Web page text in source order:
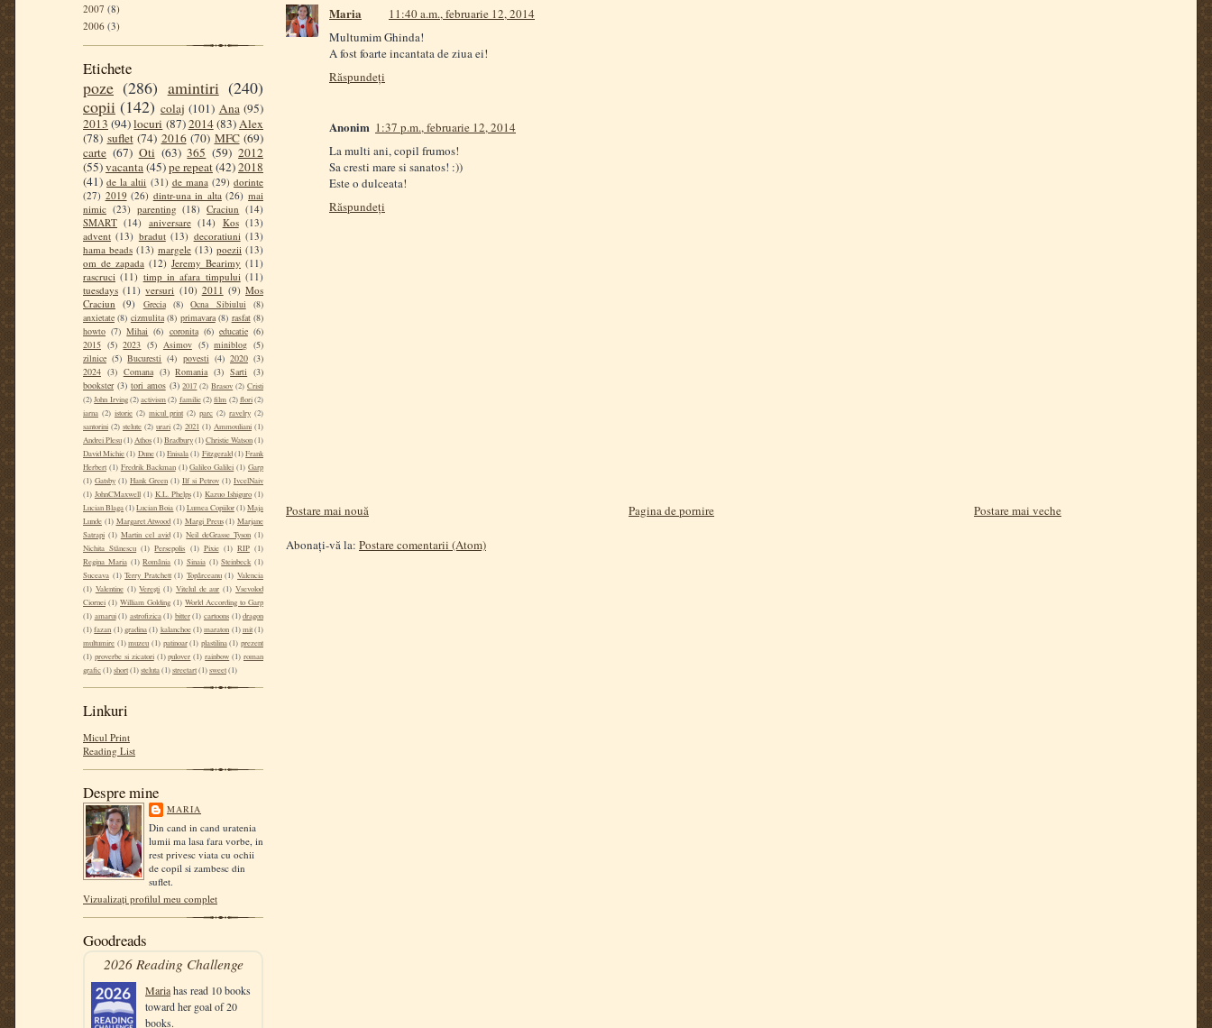
2007 (8)
2006 (3)
Etichete
poze (286) amintiri (240)
copii (142) colaj (101) Ana (95)
2013 (94)locuri (87)2014(83) Alex
(78) suflet (74) 2016 (70) MFC (69)
carte (67) Oti (63) 365 (59) 2012
(55)vacanta (45)pe repeat(42)2018
(41) de la altii (31) de mana (29) dorinte
(27) 2019 (26) dintr-una in alta (26) mai
nimic (23) parenting (18) Craciun (14)
SMART (14) aniversare (14) Kos (13)
advent (13) bradut (13) decoratiuni (13)
hama beads (13) margele (13) poezii (13)
om de zapada (12) Jeremy Bearimy (11)
rascruci (11) timp in afara timpului (11)
tuesdays (11) versuri (10) 2011 (9) Mos
Craciun
(9) Grecia (8) Ocna Sibiului
(8)
anxietate (8) cizmulita (8) primavara (8) rasfat (8)
howto (7) Mihai (6) coronita (6) educatie (6)
2015 (5) 2023 (5) Asimov (5) miniblog (5)
zilnice (5) Bucuresti (4) povesti (4) 2020 (3)
2024 (3) Comana (3) Romania (3) Sarti (3)
bookster (3) tori amos (3) 2017 (2) Brasov (2) Cristi
(2)John Irving (2)activism (2) familie(2)film (2) flori(2)
iarna (2) istorie (2) micul print (2) parc (2) ravelry (2)
santorini (2) stelute (2) urari (2) 2021 (1) Ammouliani (1)
Andrei Plesu(1)Athos(1)Bradbury(1)Christie Watson(1)
David Michie (1) Dune(1)Enisala (1) Fitzgerald(1)Frank
Herbert (1) Fredrik Backman (1) Galileo Galilei (1) Garp
(1) Gatsby (1) Hank Green (1) Ilf si Petrov (1) IvcelNaiv
(1) JohnCMaxwell (1) K.L. Phelps (1) Kazuo Ishiguro (1)
Lucian Blaga(1)Lucian Boia (1)Lumea Copiilor(1)Maja
Lunde (1) Margaret Atwood (1) Margi Preus (1) Marjane
Satrapi (1) Martin cel avid (1) Neil deGrasse Tyson (1)
Nichita Stănescu (1) Persepolis (1) Pixie (1) RIP (1)
Regina Maria (1) România (1) Sinaia (1) Steinbeck (1)
Suceava (1) Terry Pratchett (1) Topârceanu (1) Valencia
(1) Valentine (1) Verești (1) Vitelul de aur (1) Vsevolod
Ciornei (1) William Golding (1) World According to Garp
(1) amarui (1) astrofizica (1) bitter (1) cartoons (1) dragon
(1)fazan (1)gradina(1) kalanchoe (1)maraton (1) mit(1)
multumire (1) muzeu (1) patinoar (1) plastilina (1) prezent
(1) proverbe si zicatori (1) pulover (1) rainbow (1) roman
grafic(1)short(1)steluta(1)streetart(1)sweet(1)
Linkuri
Micul Print
Reading List
Despre mine
MARIA
Din cand in cand uratenia
lumii ma lasa fara vorbe, in
rest privesc viata cu ochii
de copil si zambesc din
suflet.
Vizualizați profilul meu complet
Goodreads
2026 Reading Challenge
Mariahas read 10 books
toward her goal of 20
books.
Maria
11:40 a.m., februarie 12, 2014
Multumim Ghinda!
A fost foarte incantata de ziua ei!
Răspundeți
Anonim 1:37 p.m., februarie 12, 2014
La multi ani, copil frumos!
Sa cresti mare si sanatos! :))
Este o dulceata!
Răspundeți
Postare mai nouă Postare mai veche
Pagina de pornire
Abonați-vă la: Postare comentarii (Atom)